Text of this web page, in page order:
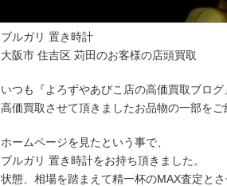
ブルガリ 置き時計
大阪市 住吉区 苅田のお客様の店頭買取
いつも『よろずやあびこ店の高価買取ブロ
高価買取させて頂きましたお品物の一部をご
ホームページを見たという事で、
ブルガリ 置き時計をお持ち頂きました。
状態、相場を踏まえて精一杯のMAX査定とさ